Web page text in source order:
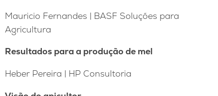
Mauricio Fernandes | BASF Soluções para
Agricultura
Resultados para a produção de mel
Heber Pereira | HP Consultoria